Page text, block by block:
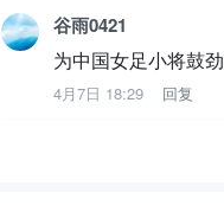
谷雨0421
为中国女足小将鼓劲
4月7日 18:29 回复